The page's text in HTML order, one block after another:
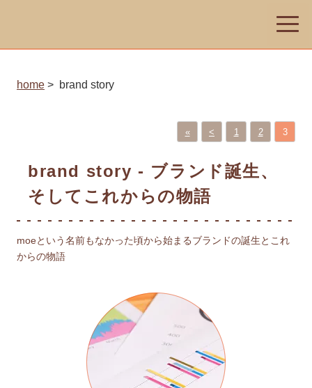
toggle
home brand story
« < 1 2 3
brand story - ブランド誕生、
そしてこれからの物語
moeという名前もなかった頃から始まるブランドの誕生とこれ
からの物語